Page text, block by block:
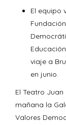
El equipo
viaje a
en junio.
El Teatro
mañana la
Valores